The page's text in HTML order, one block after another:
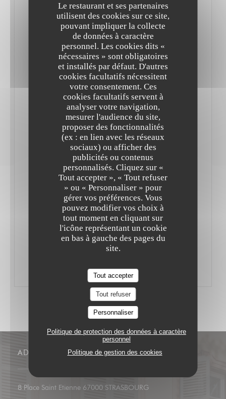
Le restaurant et ses partenaires
utilisent des cookies sur ce site,
pouvant impliquer la collecte
de données à caractère
personnel. Les cookies dits «
nécessaires » sont obligatoires
et installés par défaut. D'autres
cookies facultatifs nécessitent
votre consentement. Ces
cookies facultatifs servent à
analyser votre navigation,
mesurer l'audience du site,
proposer des fonctionnalités
(ex : en lien avec les réseaux
sociaux) ou afficher des
publicités ou contenus
personnalisés. Cliquez sur «
Tout accepter », « Tout refuser
» ou « Personnaliser » pour
gérer vos préférences. Vous
pouvez modifier vos choix à
tout moment en cliquant sur
l'icône représentant un cookie
en bas à gauche des pages du
site.
Tout accepter
Tout refuser
Personnaliser
Politique de protection des données à caractère
personnel
Politique de gestion des cookies
profusion de sauces…
Les nouveautés ? Noire de Baltique maturée 45 jours puis
fumée au bois de hêtre ou autre magret de canard et figues
rôties, déclinaison de butternut et sauce Albufera (porto/
foie gras)… Et si vous ne concevez les vaches qu’au pré,
goûtez le risotto ou les Saint-Jacques snackées.
La formule du jour est soignée (malgré son appétence
pour la viande, le chef sait causer aux légumes et les
desserts sont fait maison). Que dire de plus ? Ah, si ! Les
fauteuils sont confortables et le service aimable.
Passez donc au grill !
Par JiBé Matthieu
LIRE L'ARTICLE((OUVRE UNE NOUVELLE FENÊTRE))
ADRESSE
8 Place Saint Etienne 67000 STRASBOURG((ouvre une nouvelle